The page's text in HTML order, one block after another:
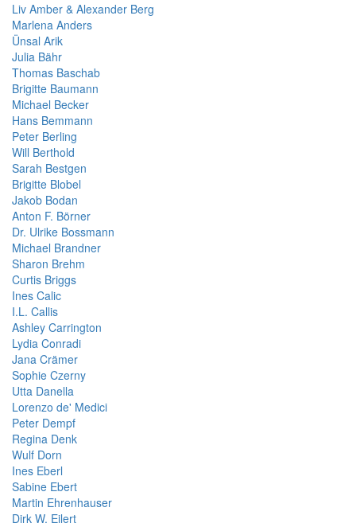
Liv Amber & Alexander Berg
Marlena Anders
Ünsal Arik
Julia Bähr
Thomas Baschab
Brigitte Baumann
Michael Becker
Hans Bemmann
Peter Berling
Will Berthold
Sarah Bestgen
Brigitte Blobel
Jakob Bodan
Anton F. Börner
Dr. Ulrike Bossmann
Michael Brandner
Sharon Brehm
Curtis Briggs
Ines Calic
I.L. Callis
Ashley Carrington
Lydia Conradi
Jana Crämer
Sophie Czerny
Utta Danella
Lorenzo de' Medici
Peter Dempf
Regina Denk
Wulf Dorn
Ines Eberl
Sabine Ebert
Martin Ehrenhauser
Dirk W. Eilert